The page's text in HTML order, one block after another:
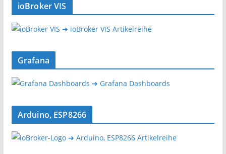
ioBroker VIS
➔ ioBroker VIS Artikelreihe
Grafana
➔ Grafana Dashboards
Arduino, ESP8266
➔ Arduino, ESP8266 Artikelreihe